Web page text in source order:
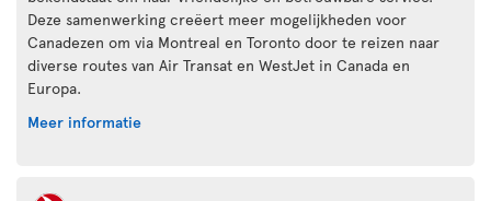
Deze samenwerking creëert meer mogelijkheden voor
Canadezen om via Montreal en Toronto door te reizen naar
diverse routes van Air Transat en WestJet in Canada en
Europa.
Meer informatie